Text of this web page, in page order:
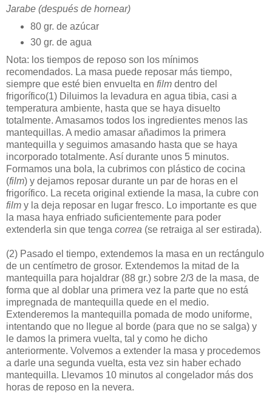
Jarabe (después de hornear)
80 gr. de azúcar
30 gr. de agua
Nota: los tiempos de reposo son los mínimos
recomendados. La masa puede reposar más tiempo,
siempre que esté bien envuelta en film dentro del
frigorífico(1) Diluimos la levadura en agua tibia, casi a
temperatura ambiente, hasta que se haya disuelto
totalmente. Amasamos todos los ingredientes menos las
mantequillas. A medio amasar añadimos la primera
mantequilla y seguimos amasando hasta que se haya
incorporado totalmente. Así durante unos 5 minutos.
Formamos una bola, la cubrimos con plástico de cocina
(film) y dejamos reposar durante un par de horas en el
frigorífico. La receta original extiende la masa, la cubre con
film y la deja reposar en lugar fresco. Lo importante es que
la masa haya enfriado suficientemente para poder
extenderla sin que tenga correa (se retraiga al ser estirada).
(2) Pasado el tiempo, extendemos la masa en un rectángulo
de un centímetro de grosor. Extendemos la mitad de la
mantequilla para hojaldrar (88 gr.) sobre 2/3 de la masa, de
forma que al doblar una primera vez la parte que no está
impregnada de mantequilla quede en el medio.
Extenderemos la mantequilla pomada de modo uniforme,
intentando que no llegue al borde (para que no se salga) y
le damos la primera vuelta, tal y como he dicho
anteriormente. Volvemos a extender la masa y procedemos
a darle una segunda vuelta, esta vez sin haber echado
mantequilla. Llevamos 10 minutos al congelador más dos
horas de reposo en la nevera.